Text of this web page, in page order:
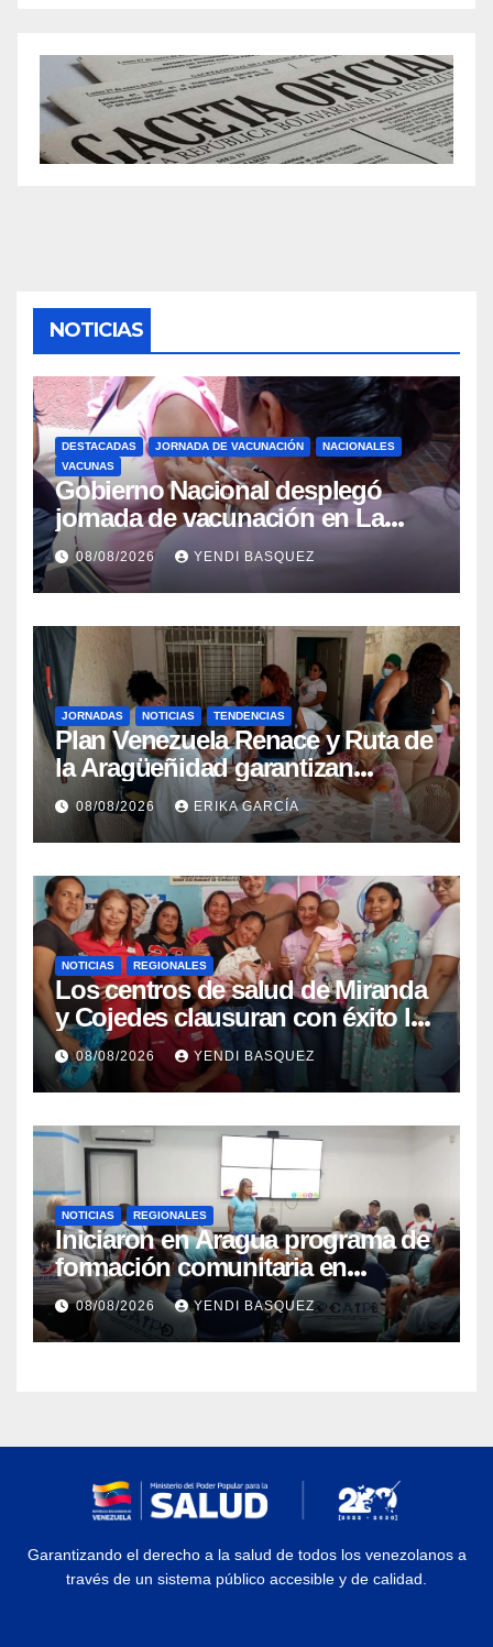
NOTICIAS
DESTACADAS JORNADA DE VACUNACIÓN
NACIONALES
VACUNAS
Gobierno Nacional desplegó
jornada de vacunación en La
Guaira para garantizar protección
epidemiológica
08/08/2026 YENDI BASQUEZ
JORNADAS NOTICIAS TENDENCIAS
Plan Venezuela Renace y Ruta de
la Aragüeñidad garantizan
atención médica integral en
Aragua
08/08/2026 ERIKA GARCÍA
NOTICIAS REGIONALES
Los centros de salud de Miranda
y Cojedes clausuran con éxito la
Semana Mundial de la Lactancia
Materna
08/08/2026 YENDI BASQUEZ
NOTICIAS REGIONALES
Iniciaron en Aragua programa de
formación comunitaria en
atención a personas con
discapacidad
08/08/2026 YENDI BASQUEZ
Garantizando el derecho a la salud de todos los venezolanos a
través de un sistema público accesible y de calidad.